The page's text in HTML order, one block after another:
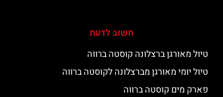
חשוב לדעת
טיול מאורגן ברצלונה קוסטה ברווה
טיול יומי מאורגן מברצלונה לקוסטה ברווה
פארק מים קוסטה ברווה